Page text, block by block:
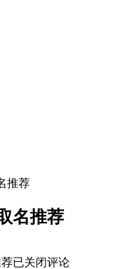
推荐
名推荐
已关闭评论